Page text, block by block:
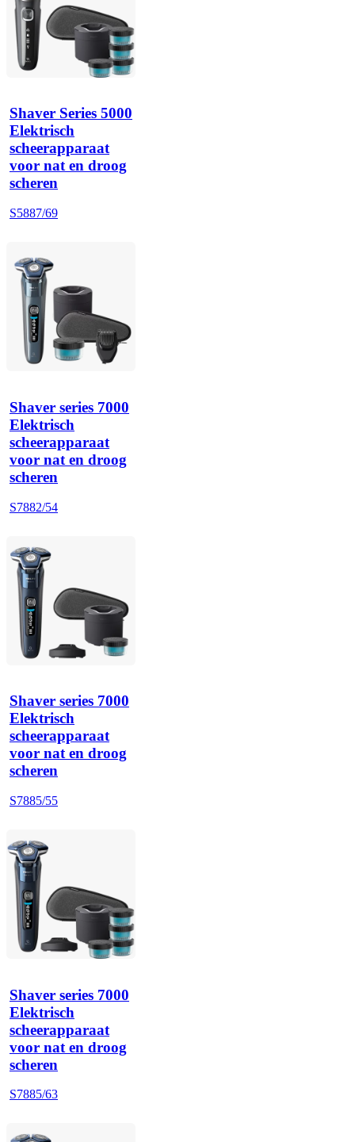
Shaver Series 5000
Elektrisch
scheerapparaat
voor nat en droog
scheren
S5887/69
Shaver series 7000
Elektrisch
scheerapparaat
voor nat en droog
scheren
S7882/54
Shaver series 7000
Elektrisch
scheerapparaat
voor nat en droog
scheren
S7885/55
Shaver series 7000
Elektrisch
scheerapparaat
voor nat en droog
scheren
S7885/63